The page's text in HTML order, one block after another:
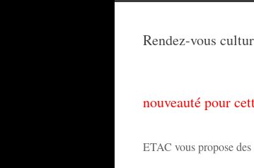
Rendez-vous
nouveauté pour
ETAC vous propose